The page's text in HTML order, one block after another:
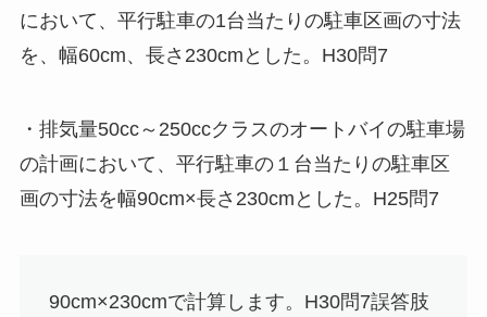
において、平行駐車の1台当たりの駐車区画の寸法
を、幅60cm、長さ230cmとした。H30問7
・排気量50cc～250ccクラスのオートバイの駐車場
の計画において、平行駐車の１台当たりの駐車区
画の寸法を幅90cm×長さ230cmとした。H25問7
90cm×230cmで計算します。H30問7誤答肢